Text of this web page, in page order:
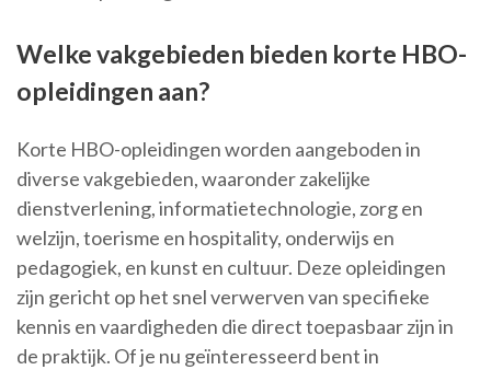
Welke vakgebieden bieden korte HBO-
opleidingen aan?
Korte HBO-opleidingen worden aangeboden in
diverse vakgebieden, waaronder zakelijke
dienstverlening, informatietechnologie, zorg en
welzijn, toerisme en hospitality, onderwijs en
pedagogiek, en kunst en cultuur. Deze opleidingen
zijn gericht op het snel verwerven van specifieke
kennis en vaardigheden die direct toepasbaar zijn in
de praktijk. Of je nu geïnteresseerd bent in